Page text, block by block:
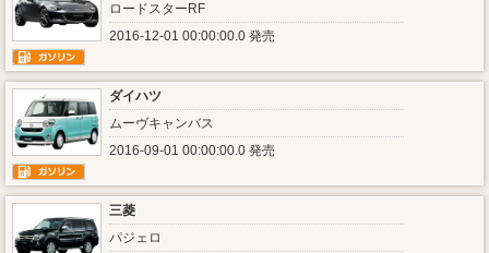
ロードスターRF
2016-12-01 00:00:00.0 発売
ダイハツ
ムーヴキャンバス
2016-09-01 00:00:00.0 発売
三菱
パジェロ